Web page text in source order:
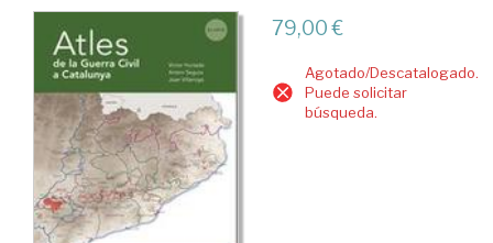
79,00 €
Agotado/Descatalogado.
Puede solicitar
búsqueda.